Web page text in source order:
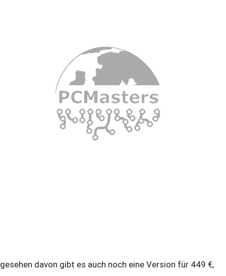
davon gibt es auch noch eine Version für 449 €,